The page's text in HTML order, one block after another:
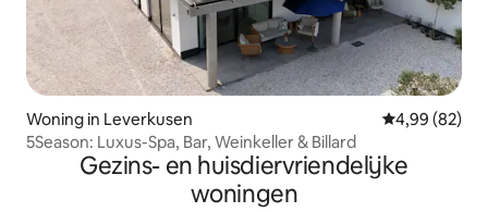
Woning in Leverkusen Gemiddelde
4,99 (82)
5Season: Luxus-Spa, Bar, Weinkeller & Billard
Gezins- en huisdiervriendelijke
woningen